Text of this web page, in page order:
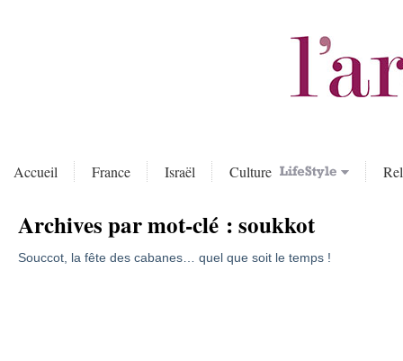
Accueil France Israël Culture
Archives par mot-clé :soukkot
Souccot, la fête des cabanes… quel que soit le temps !